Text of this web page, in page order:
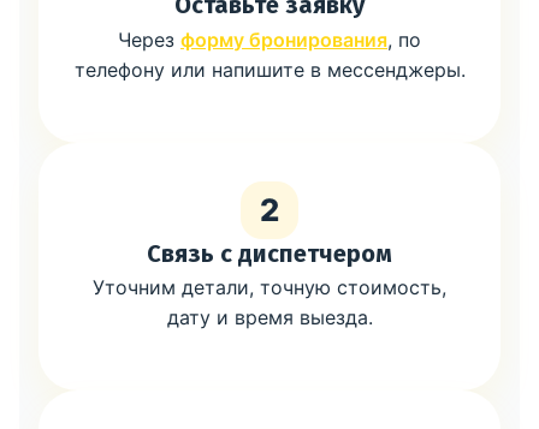
Через форму бронирования, по
телефону или напишите в мессенджеры.
2
Связь с диспетчером
Уточним детали, точную стоимость,
дату и время выезда.